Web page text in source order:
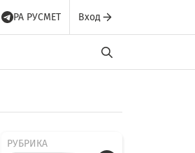
РА РУСМЕТ Вход
РУБРИКА